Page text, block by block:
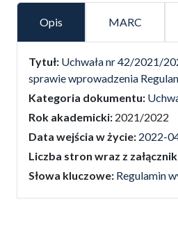
Opis MARC
false
Tytuł: Uchwała nr 42/2021/
sprawie wprowadzenia
Kategoria dokumentu:
Rok akademicki: 2021/2022
Data wejścia w życie: 2022-
Liczba stron wraz z
Słowa kluczowe: Regulamin